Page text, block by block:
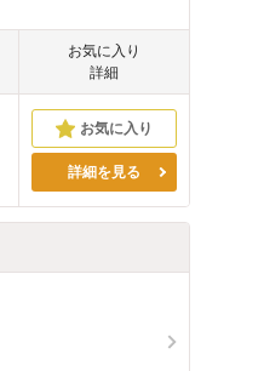
お気に入り
詳細
詳細を見る